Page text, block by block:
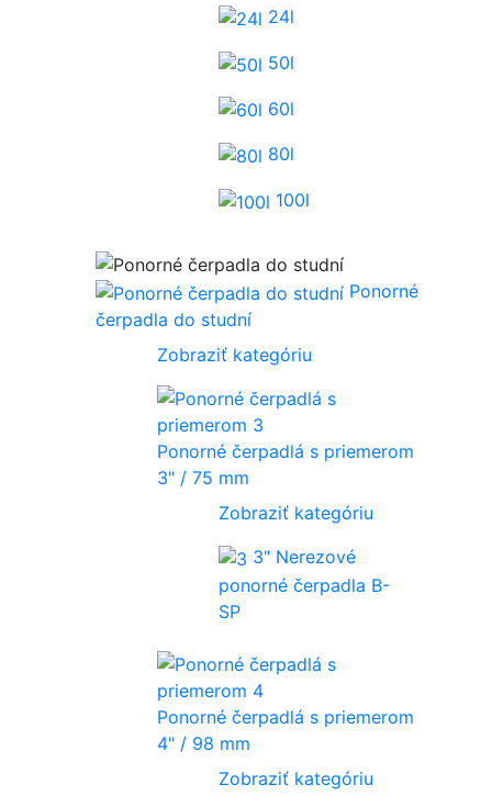
24l
50l
60l
80l
100l
Ponorné
čerpadla do studní
Zobraziť kategóriu
Ponorné čerpadlá s priemerom
3" / 75 mm
Zobraziť kategóriu
3" Nerezové
ponorné čerpadla B-
SP
Ponorné čerpadlá s priemerom
4" / 98 mm
Zobraziť kategóriu